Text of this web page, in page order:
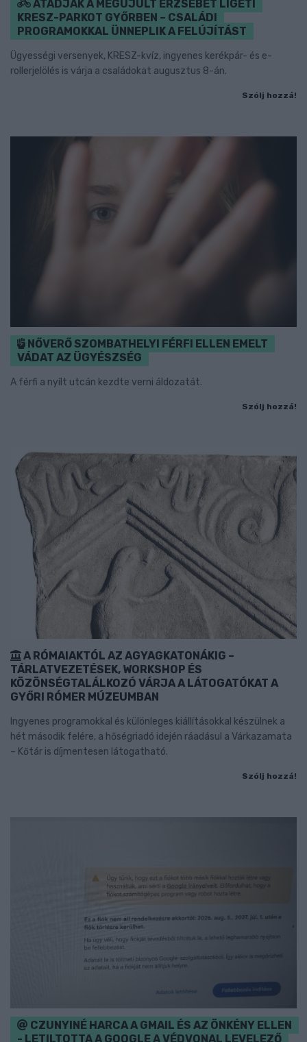
ÁTADJÁK A MEGÚJULT ERZSÉBET LIGETI
KRESZ-PARKOT GYŐRBEN – CSALÁDI
PROGRAMOKKAL ÜNNEPLIK A FELÚJÍTÁST
Ügyességi versenyek, KRESZ-kvíz, ingyenes kerékpár- és e-
rollerjelölés is várja a családokat augusztus 8-án.
Szólj hozzá!
NŐVERŐ SZOMBATHELYI FÉRFI ELLEN EMELT
VÁDAT AZ ÜGYÉSZSÉG
A férfi a nyílt utcán kezdte verni áldozatát.
Szólj hozzá!
A RÓMAIAKTÓL AZ AGYAGKATONÁKIG –
TÁRLATVEZETÉSEK, WORKSHOP ÉS
KÖZÖNSÉGTALÁLKOZÓ VÁRJA A LÁTOGATÓKAT A
GYŐRI RÓMER MÚZEUMBAN
Ingyenes programokkal és különleges kiállításokkal készülnek a
hét második felére, a hőségriadó idején ráadásul a Várkazamata
– Kőtár is díjmentesen látogatható.
Szólj hozzá!
CZUNYINÉ HARCA A GMAIL ÉS AZ ÖNKÉNY ELLEN
- LETILTOTTA A GOOGLE A VÉDVONAL LEVELEZŐ